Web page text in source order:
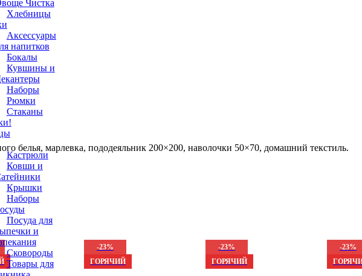
Чистка
Хлебницы
Аксессуары
напитков
Бокалы
Кувшины и
Наборы
Рюмки
Стаканы
Кастрюли
Ковши и
Крышки
Наборы
Посуда для
и
Сковороды
Товары для
белья, марлевка, пододеяльник 200×200, наволочки 50×70, домашний текстиль.
-23%
ГОРЯЧИЙ
-23%
ГОРЯЧИЙ
-23%